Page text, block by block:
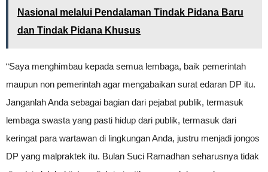
Nasional melalui Pendalaman Tindak Pidana Baru
dan Tindak Pidana Khusus
“Saya menghimbau kepada semua lembaga, baik pemerintah
maupun non pemerintah agar mengabaikan surat edaran DP itu.
Janganlah Anda sebagai bagian dari pejabat publik, termasuk
lembaga swasta yang pasti hidup dari publik, termasuk dari
keringat para wartawan di lingkungan Anda, justru menjadi jongos
DP yang malpraktek itu. Bulan Suci Ramadhan seharusnya tidak